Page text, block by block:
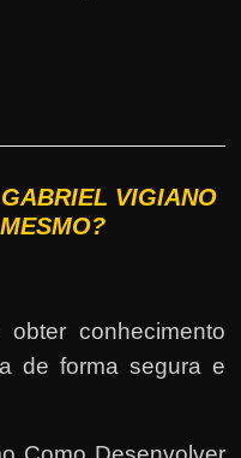
VIGIANO
conhecimento
de forma segura e